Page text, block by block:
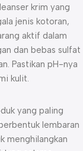
krim yang
jenis kotoran,
aktif dalam
dan bebas sulfat
Pastikan pH-nya
kulit.
yang paling
lembaran
menghilangkan